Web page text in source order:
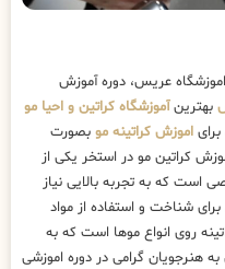
عریس، دوره آموزش
بهترینآموزشگاه کراتین و احیا مو
اموزش کراتینه مو بصورت
کراتین مو در استخر یکی از
که به تجربه بالایی نیاز
شناخت و استفاده از مواد
روی انواع موها است که به
هنرجویان گرامی در دوره اموزشی